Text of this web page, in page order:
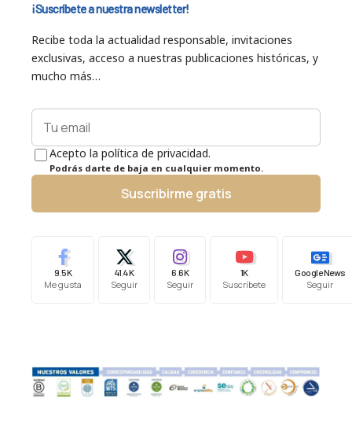
¡Suscríbete a nuestra newsletter!
Recibe toda la actualidad responsable, invitaciones
exclusivas, acceso a nuestras publicaciones históricas, y
mucho más…
Acepto la política de privacidad.
Podrás darte de baja en cualquier momento.
Suscribirme gratis
9.5K
Me gusta
41.4K
Seguir
6.6K
Seguir
1K
Suscríbete
Google News
Seguir